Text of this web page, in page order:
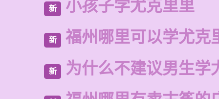
新 小孩子学尤克里里
新 福州哪里可以学尤克
新 为什么不建议男生学